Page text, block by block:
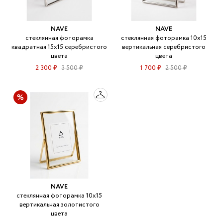
NAVE
стеклянная фоторамка
квадратная 15х15 серебристого
цвета
2 300 ₽ 3 500 ₽
NAVE
стеклянная фоторамка 10х15
вертикальная серебристого
цвета
1 700 ₽ 2 500 ₽
NAVE
стеклянная фоторамка 10х15
вертикальная золотистого
цвета